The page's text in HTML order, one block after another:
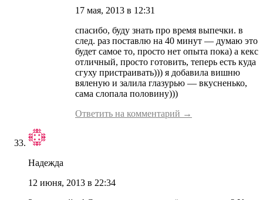
17 мая, 2013 в 12:31
спасибо, буду знать про время выпечки. в
след. раз поставлю на 40 минут — думаю это
будет самое то, просто нет опыта пока) а кекс
отличный, просто готовить, теперь есть куда
сгуху пристраивать))) я добавила вишню
вяленую и залила глазурью — вкусненько,
сама слопала половину)))
Ответить на комментарий →
Надежда
12 июня, 2013 в 22:34